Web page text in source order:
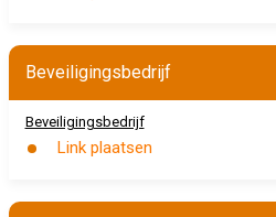
Beveiligingsbedrijf
Beveiligingsbedrijf
Link plaatsen